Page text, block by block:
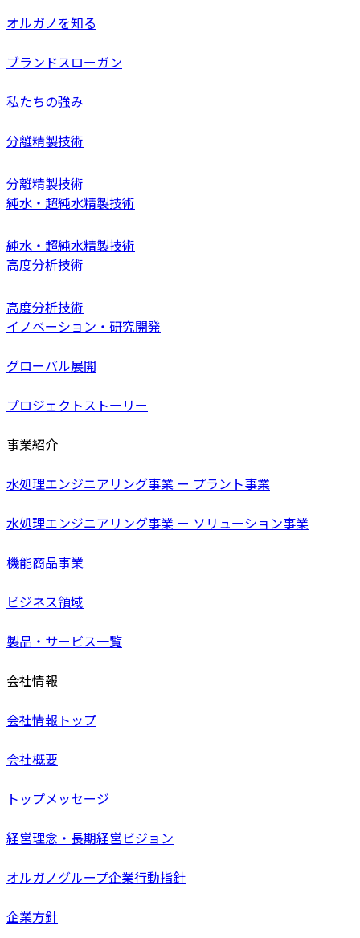
オルガノを知る
ブランドスローガン
私たちの強み
分離精製技術
分離精製技術
純水・超純水精製技術
純水・超純水精製技術
高度分析技術
高度分析技術
イノベーション・研究開発
グローバル展開
プロジェクトストーリー
事業紹介
水処理エンジニアリング事業 ー プラント事業
水処理エンジニアリング事業 ー ソリューション事業
機能商品事業
ビジネス領域
製品・サービス一覧
会社情報
会社情報トップ
会社概要
トップメッセージ
経営理念・長期経営ビジョン
オルガノグループ企業行動指針
企業方針